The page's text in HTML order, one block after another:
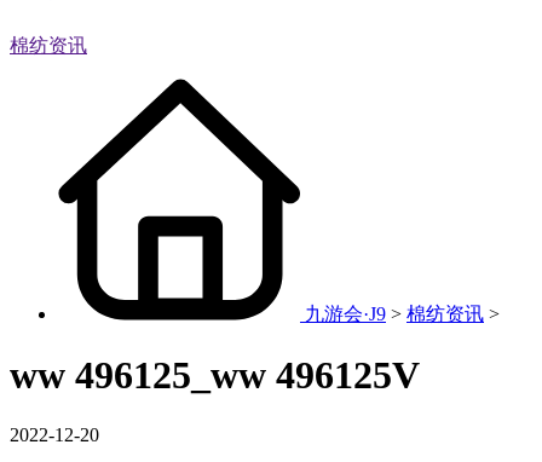
棉纺资讯
九游会·J9 > 棉纺资讯 >
ww 496125_ww 496125V
2022-12-20